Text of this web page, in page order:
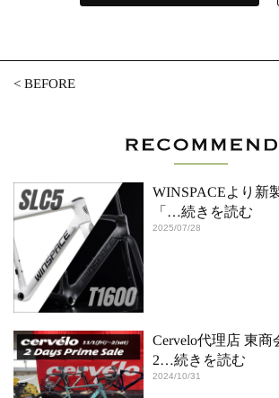
<BEFORE
WINSPACEより新
「 …続きを読む
2025/07/28
Cervelo代理店 東商
2…続きを読む
2024/10/31